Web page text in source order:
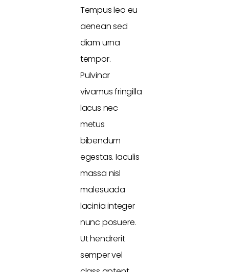
Tempus leo eu
aenean sed
diam urna
tempor.
Pulvinar
vivamus fringilla
lacus nec
metus
bibendum
egestas. Iaculis
massa nisl
malesuada
lacinia integer
nunc posuere.
Ut hendrerit
semper vel